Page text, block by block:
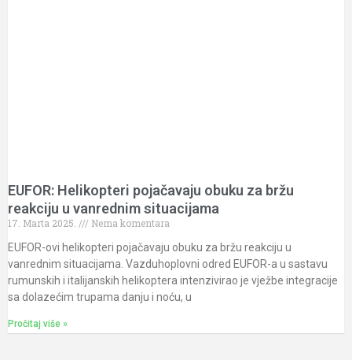
EUFOR: Helikopteri pojačavaju obuku za bržu
reakciju u vanrednim situacijama
17. Marta 2025.
Nema komentara
EUFOR-ovi helikopteri pojačavaju obuku za bržu reakciju u
vanrednim situacijama. Vazduhoplovni odred EUFOR-a u sastavu
rumunskih i italijanskih helikoptera intenzivirao je vježbe integracije
sa dolazećim trupama danju i noću, u
Pročitaj više »